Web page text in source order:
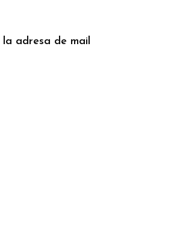
adresa de mail